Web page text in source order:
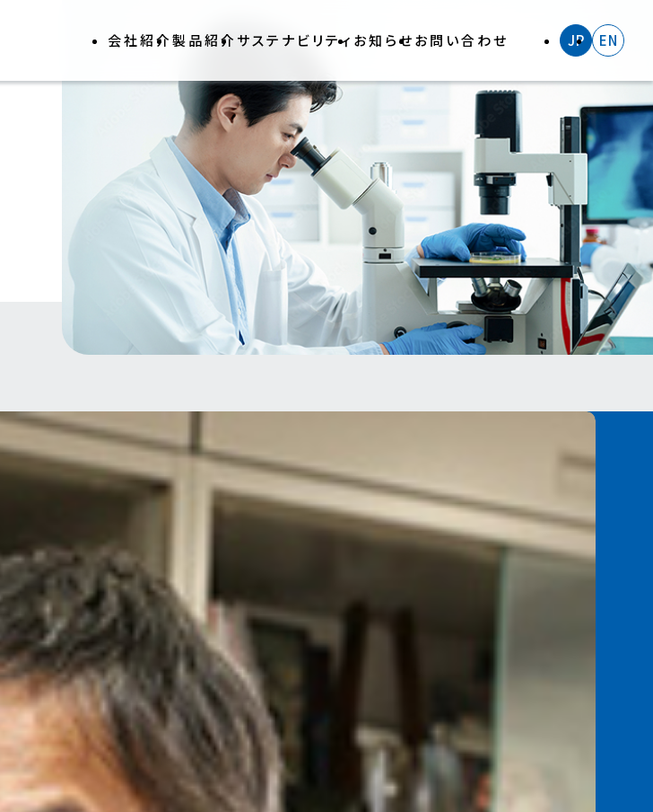
会社紹介
研究開発・生産拠点
医療機関等との関係の透明性に関する指針
製品紹介
体外診断用医薬品・認定検査試薬など
抗⾎清・ヒト特殊検体
研究⽤抗体（脳神経・がん関連等）、
その他キットなど
ーコラム
サステナビリティ お知らせお問い合わせ JP EN